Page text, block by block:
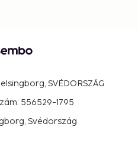
SVÉDORSZÁG
556529-1795
Svédország